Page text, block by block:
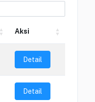
Aksi
Detail
Detail